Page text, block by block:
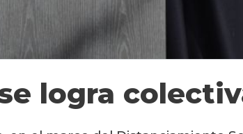
logra